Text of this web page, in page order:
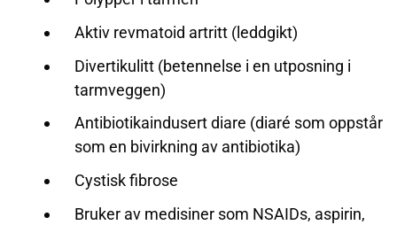
Aktiv revmatoid artritt (leddgikt)
Divertikulitt (betennelse i en utposning i
tarmveggen)
Antibiotikaindusert diare (diaré som oppstår
som en bivirkning av antibiotika)
Cystisk fibrose
Bruker av medisiner som NSAIDs, aspirin,